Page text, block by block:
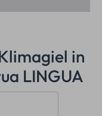
in
LINGUA